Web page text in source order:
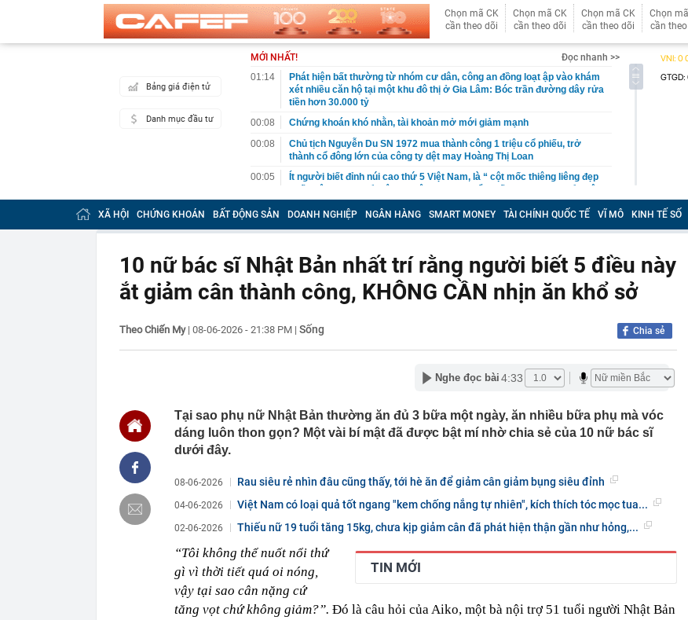
Chọn mã CK
cần theo dõi
Chọn mã CK
cần theo dõi
Chọn mã CK
cần theo dõi
Chọn
cần
Bảng giá điện tử
Danh mục đầu tư
MỚI NHẤT!
Đọc nhanh >>
01:14
Phát hiện bất thường từ nhóm cư dân, công an đồng loạt ập vào khám
xét nhiều căn hộ tại một khu đô thị ở Gia Lâm: Bóc trần đường dây rửa
tiền hơn 30.000 tỷ
00:08
Chứng khoán khó nhằn, tài khoản mở mới giảm mạnh
00:08
Chủ tịch Nguyễn Du SN 1972 mua thành công 1 triệu cổ phiếu, trở
thành cổ đông lớn của công ty dệt may Hoàng Thị Loan
00:05
Ít người biết đỉnh núi cao thứ 5 Việt Nam, là “ cột mốc thiêng liêng đẹp
trekking
Việt Nam có 1 hệ thống y khoa tư nhân sở hữu 14 bệnh viện, 2.900
giường bệnh, vừa được vinh danh "Hệ thống Y khoa tốt nhất Việt Nam
00:05
56 mã chứng khoán bị HoSE cắt margin trong tháng 8
00:03
Một doanh nghiệp Việt thu hơn 1 tỷ USD ở nước ngoài trong nửa đầu
năm 2026, lợi nhuận tăng hơn 120%
Chứng khoán Vietcap dự phóng VN-Index có thể chạm mốc 1.885 điểm
ngay trong tháng 8
Nắm trong tay Điện Máy Xanh, Bách Hóa Xanh, An Khang, vốn hóa
00:01
Khám xét ngôi nhà cổ, phát hiện 'kho báu' gồm 1.000 đồng tiền vàng và
5 thỏi vàng giấu trong nhiều ngăn bí mật - giá trị hơn 18 tỷ đồng
23:12
Quốc gia có lượng khách đến Việt Nam đông nhất 7 tháng đầu năm,
vượt Hàn Quốc và Nga, gấp gần 6 lần Ấn Độ
23:01
Người bán trái cây tiết lộ: Khách thường chọn quả to, người trong
nghề lại kiểm tra 5 chi tiết này trước
sao nhiều hơn ở nhà, bay hạng thương gia
22:34
Cụ bà 70 tuổi có xương trẻ khỏe như phụ nữ 30, bác sĩ kinh ngạc khi
biết bí quyết
22:34
Ngôi nhà chứa đựng tâm huyết của NSND Tự Long
XÃ HỘI CHỨNG KHOÁN BẤT ĐỘNG SẢN DOANH NGHIỆP NGÂN HÀNG SMART MONEY TÀI CHÍNH QUỐC TẾ VĨ MÔ KINH TẾ SỐ
10 nữ bác sĩ Nhật Bản nhất trí rằng người biết 5 điều này
ắt giảm cân thành công, KHÔNG CẦN nhịn ăn khổ sở
Theo Chiến My| 08-06-2026 - 21:38 PM | Sống Chia sẻ
Nghe đọc bài 4:33
Tại sao phụ nữ Nhật Bản thường ăn đủ 3 bữa một ngày, ăn nhiều bữa phụ mà vóc
dáng luôn thon gọn? Một vài bí mật đã được bật mí nhờ chia sẻ của 10 nữ bác sĩ
dưới đây.
08-06-2026 Rau siêu rẻ nhìn đâu cũng thấy, tới hè ăn để giảm cân giảm bụng siêu đỉnh
04-06-2026 Việt Nam có loại quả tốt ngang "kem chống nắng tự nhiên", kích thích tóc mọc tua...
02-06-2026 Thiếu nữ 19 tuổi tăng 15kg, chưa kịp giảm cân đã phát hiện thận gần như hỏng,...
TIN MỚI
“Tôi không thể nuốt nổi thứ
gì vì thời tiết quá oi nóng,
vậy tại sao cân nặng cứ
tăng vọt chứ không giảm?”. Đó là câu hỏi của Aiko, một bà nội trợ 51 tuổi người Nhật Bản